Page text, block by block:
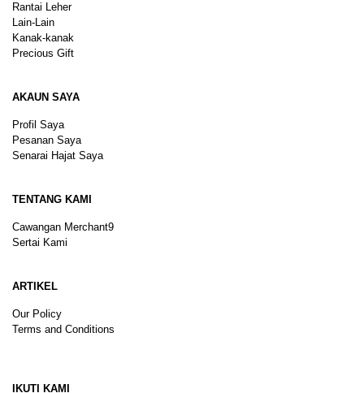
Rantai Leher
Lain-Lain
Kanak-kanak
Precious Gift
AKAUN SAYA
Profil Saya
Pesanan Saya
Senarai Hajat Saya
TENTANG KAMI
Cawangan Merchant9
Sertai Kami
ARTIKEL
Our Policy
Terms and Conditions
IKUTI KAMI